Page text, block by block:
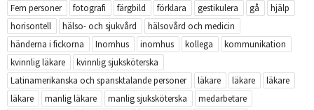
Fem personer
fotografi färgbild förklara gestikulera gå
hjälp
horisontell
hälso- och sjukvård
hälsovård och medicin
händerna i fickorna
Inomhus inomhus kollega
kommunikation
kvinnlig läkare
kvinnlig sjuksköterska
Latinamerikanska och spansktalande personer
läkare läkare
läkare
läkare
manlig läkare manlig sjuksköterska
medarbetare